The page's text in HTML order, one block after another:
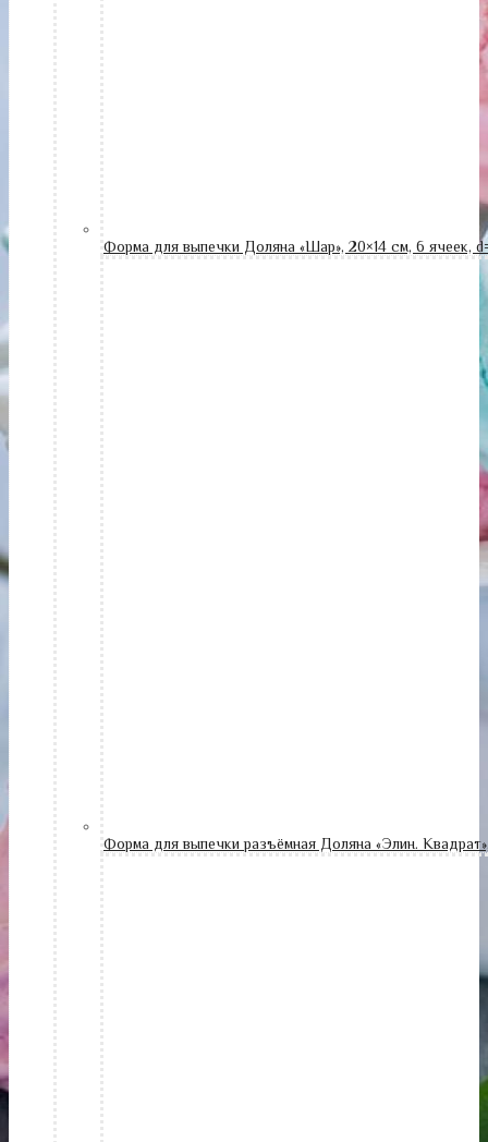
Форма для выпечки Доляна «Шар», 20×14 см, 6 ячеек,
Форма для выпечки разъёмная Доляна «Элин.